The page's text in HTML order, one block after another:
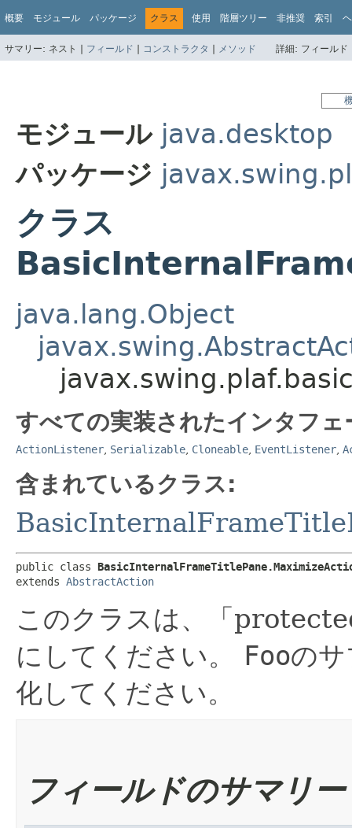
概要 モジュール パッケージ クラス 使用 階層ツリー 非推奨 索引
サマリー: ネスト | フィールド | コンストラクタ | メソッド 詳細: フィール
モジュール java.desktop
パッケージ
クラス
java.lang.Object
すべての実装されたインタフ
ActionListener Serializable Cloneable EventListener
含まれているクラス:
public class
extends AbstractAction
このクラスは、「
にしてください。
Fooの
化してください。
フィールドのサマリー